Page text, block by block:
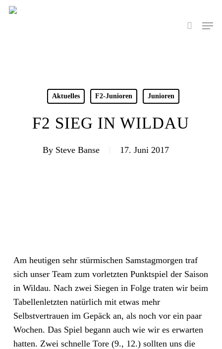
Skip
search
Menu
Aktuelles F2-Junioren Junioren
F2 SIEG IN WILDAU
By Steve Banse 17. Juni 2017
Am heutigen sehr stürmischen Samstagmorgen traf
sich unser Team zum vorletzten Punktspiel der Saison
in Wildau. Nach zwei Siegen in Folge traten wir beim
Tabellenletzten natürlich mit etwas mehr
Selbstvertrauen im Gepäck an, als noch vor ein paar
Wochen. Das Spiel begann auch wie wir es erwarten
hatten. Zwei schnelle Tore (9., 12.) sollten uns die